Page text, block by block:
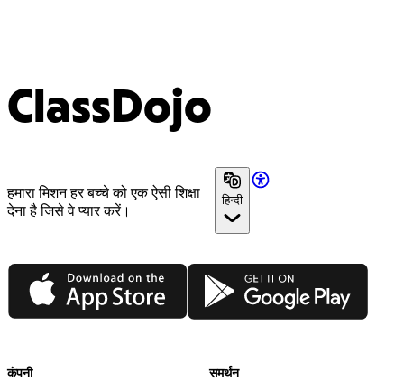
ClassDojo
हमारा मिशन हर बच्चे को एक ऐसी शिक्षा
देना है जिसे वे प्यार करें।
हिन्दी
App Store Google Play
कंपनी समर्थन